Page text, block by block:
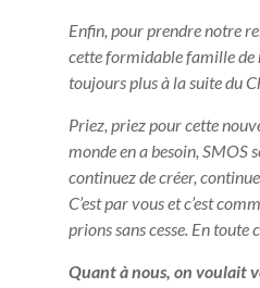
Enfin, pour prendre notre
cette formidable famille de
toujours plus à la suite du
Priez, priez pour cette
monde en a besoin, SMOS
continuez de créer,
C’est par vous et c’est
prions sans cesse. En toute
Quant à nous, on voulait